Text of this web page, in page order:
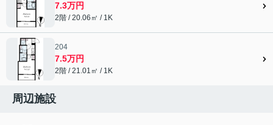
7.3万円
2階 / 20.06㎡ / 1K
204
7.5万円
2階 / 21.01㎡ / 1K
周辺施設